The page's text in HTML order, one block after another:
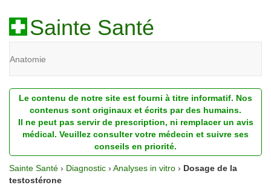
Sainte Santé
Anatomie
Diagnostic
Dossiers
Homéopathie
Nutrition
Le contenu de notre site est fourni à titre informatif. Nos
contenus sont originaux et écrits par des humains.
Il ne peut pas servir de prescription, ni remplacer un avis
médical. Veuillez consulter votre médecin et suivre ses
conseils en priorité.
Sainte Santé › Diagnostic › Analyses in vitro › Dosage de la
testostérone